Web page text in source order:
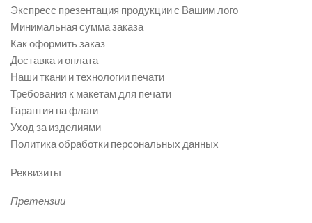
Экспресс презентация продукции с Вашим лого
Минимальная сумма заказа
Как оформить заказ
Доставка и оплата
Наши ткани и технологии печати
Требования к макетам для печати
Гарантия на флаги
Уход за изделиями
Политика обработки персональных данных
Реквизиты
Претензии